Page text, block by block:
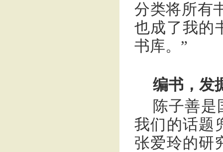
分类将所有
也成了我的
书库。”
编书，发
陈子善是
我们的话题
张爱玲的研